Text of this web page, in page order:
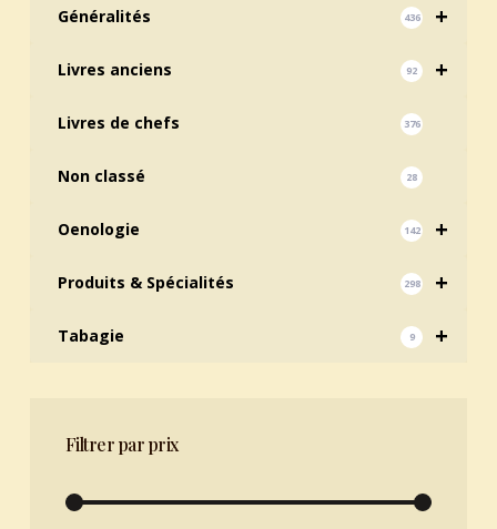
+
Généralités 436
+
Livres anciens 92
Livres de chefs 376
Non classé 28
+
Oenologie 142
+
Produits & Spécialités 298
+
Tabagie 9
Filtrer par prix